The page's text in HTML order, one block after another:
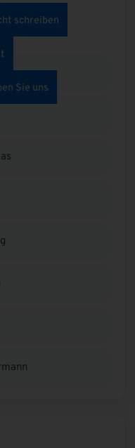
schreiben
Sie uns